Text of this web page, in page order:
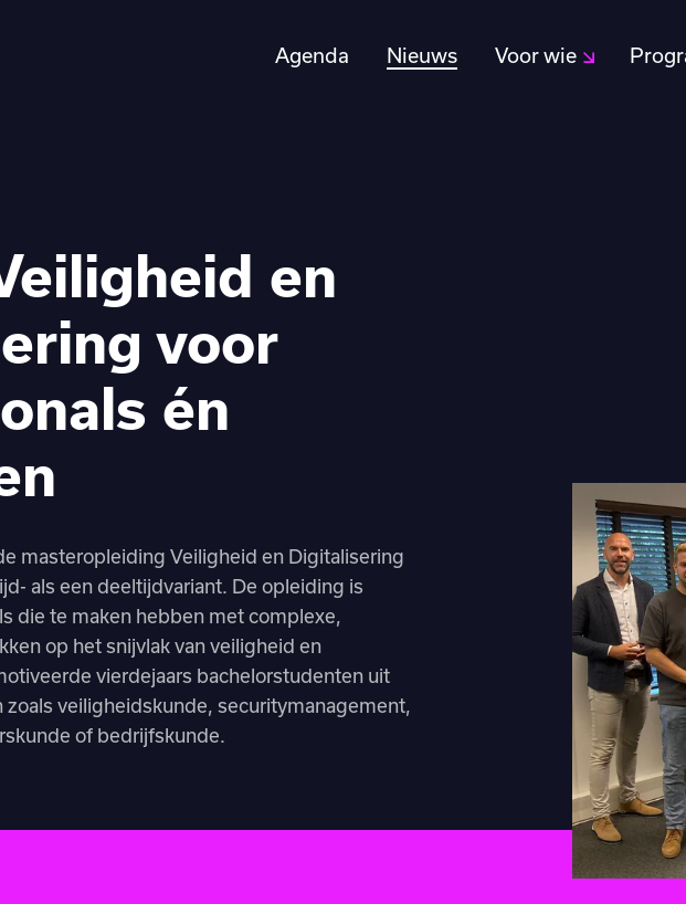
Agenda Nieuws Voor wie
en
voor
én
masteropleiding Veiligheid en Digitalisering
als een deeltijdvariant. De opleiding is
die te maken hebben met complexe,
op het snijvlak van veiligheid en
vierdejaars bachelorstudenten uit
veiligheidskunde, securitymanagement,
of bedrijfskunde.